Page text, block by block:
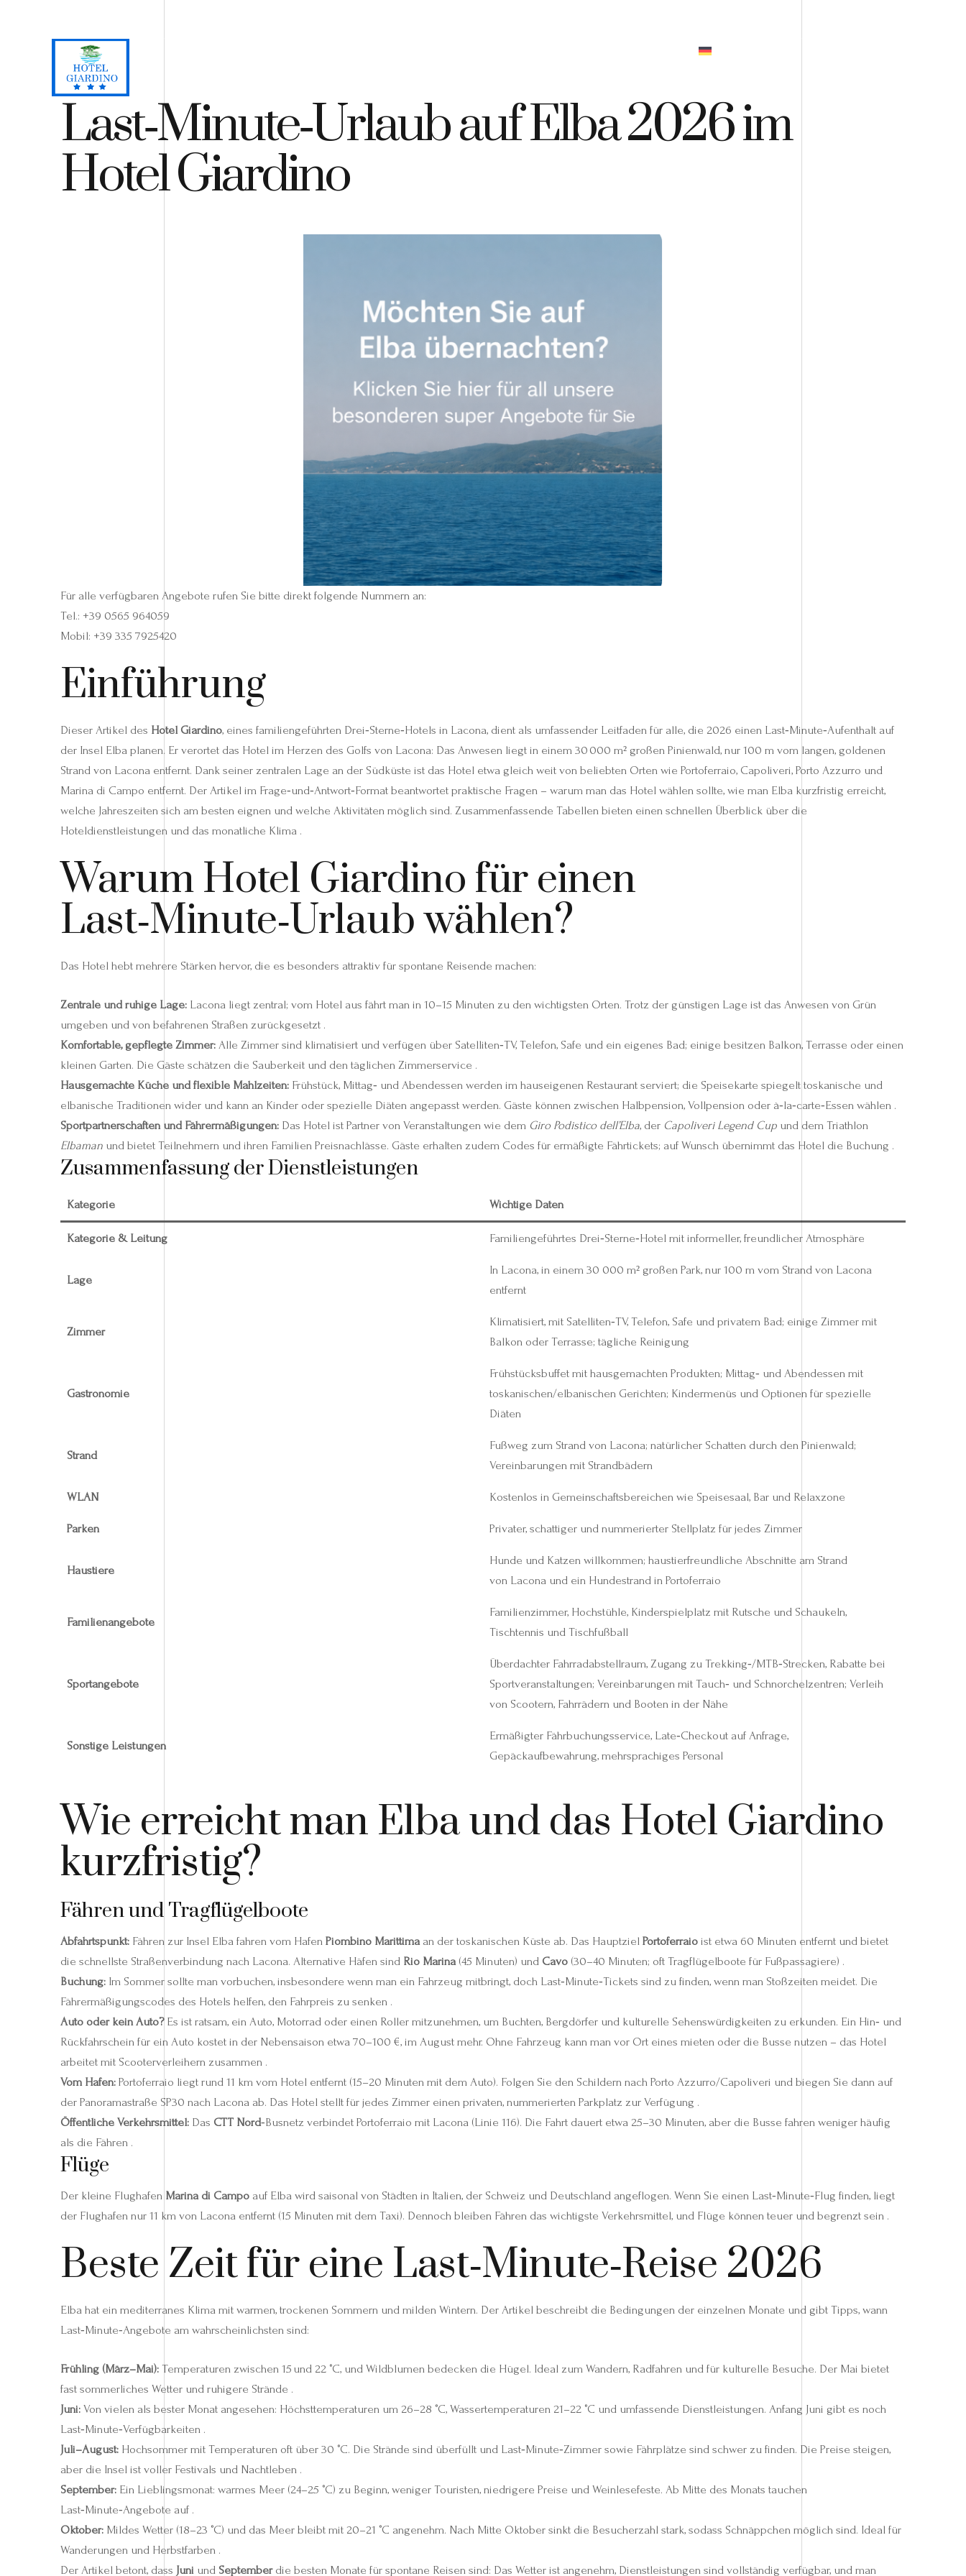
Last‑Minute‑Urlaub auf Elba 2026 im
Hotel Giardino
Für alle verfügbaren Angebote rufen Sie bitte direkt folgende Nummern an:
Tel.: +39 0565 964059
Mobil: +39 335 7925420
Einführung
Dieser Artikel des Hotel Giardino, eines familiengeführten Drei‑Sterne‑Hotels in Lacona, dient als umfassender Leitfaden für alle, die 2026 einen Last‑Minute‑Aufenthalt auf
der Insel Elba planen. Er verortet das Hotel im Herzen des Golfs von Lacona: Das Anwesen liegt in einem 30 000 m² großen Pinienwald, nur 100 m vom langen, goldenen
Strand von Lacona entfernt. Dank seiner zentralen Lage an der Südküste ist das Hotel etwa gleich weit von beliebten Orten wie Portoferraio, Capoliveri, Porto Azzurro und
Marina di Campo entfernt. Der Artikel im Frage‑und‑Antwort‑Format beantwortet praktische Fragen – warum man das Hotel wählen sollte, wie man Elba kurzfristig erreicht,
welche Jahreszeiten sich am besten eignen und welche Aktivitäten möglich sind. Zusammenfassende Tabellen bieten einen schnellen Überblick über die
Hoteldienstleistungen und das monatliche Klima .
Warum Hotel Giardino für einen
Last‑Minute‑Urlaub wählen?
Das Hotel hebt mehrere Stärken hervor, die es besonders attraktiv für spontane Reisende machen:
Zentrale und ruhige Lage: Lacona liegt zentral; vom Hotel aus fährt man in 10–15 Minuten zu den wichtigsten Orten. Trotz der günstigen Lage ist das Anwesen von Grün
umgeben und von befahrenen Straßen zurückgesetzt .
Komfortable, gepflegte Zimmer: Alle Zimmer sind klimatisiert und verfügen über Satelliten‑TV, Telefon, Safe und ein eigenes Bad; einige besitzen Balkon, Terrasse oder einen
kleinen Garten. Die Gäste schätzen die Sauberkeit und den täglichen Zimmerservice .
Hausgemachte Küche und flexible Mahlzeiten: Frühstück, Mittag‑ und Abendessen werden im hauseigenen Restaurant serviert; die Speisekarte spiegelt toskanische und
elbanische Traditionen wider und kann an Kinder oder spezielle Diäten angepasst werden. Gäste können zwischen Halbpension, Vollpension oder à‑la‑carte‑Essen wählen .
Sportpartnerschaften und Fährermäßigungen: Das Hotel ist Partner von Veranstaltungen wie dem Giro Podistico dell’Elba, der Capoliveri Legend Cup und dem Triathlon
Elbaman und bietet Teilnehmern und ihren Familien Preisnachlässe. Gäste erhalten zudem Codes für ermäßigte Fährtickets; auf Wunsch übernimmt das Hotel die Buchung .
Zusammenfassung der Dienstleistungen
Kategorie Wichtige Daten
Kategorie & Leitung Familiengeführtes Drei‑Sterne‑Hotel mit informeller, freundlicher Atmosphäre
Lage
In Lacona, in einem 30 000 m² großen Park, nur 100 m vom Strand von Lacona
entfernt
Zimmer
Klimatisiert, mit Satelliten‑TV, Telefon, Safe und privatem Bad; einige Zimmer mit
Balkon oder Terrasse; tägliche Reinigung
Gastronomie
Frühstücksbuffet mit hausgemachten Produkten; Mittag‑ und Abendessen mit
toskanischen/elbanischen Gerichten; Kindermenüs und Optionen für spezielle
Diäten
Strand
Fußweg zum Strand von Lacona; natürlicher Schatten durch den Pinienwald;
Vereinbarungen mit Strandbädern
WLAN Kostenlos in Gemeinschaftsbereichen wie Speisesaal, Bar und Relaxzone
Parken Privater, schattiger und nummerierter Stellplatz für jedes Zimmer
Haustiere
Hunde und Katzen willkommen; haustierfreundliche Abschnitte am Strand
von Lacona und ein Hundestrand in Portoferraio
Familienangebote
Familienzimmer, Hochstühle, Kinderspielplatz mit Rutsche und Schaukeln,
Tischtennis und Tischfußball
Sportangebote
Überdachter Fahrradabstellraum, Zugang zu Trekking‑/MTB‑Strecken, Rabatte bei
Sportveranstaltungen; Vereinbarungen mit Tauch‑ und Schnorchelzentren; Verleih
von Scootern, Fahrrädern und Booten in der Nähe
Sonstige Leistungen
Ermäßigter Fährbuchungsservice, Late‑Checkout auf Anfrage,
Gepäckaufbewahrung, mehrsprachiges Personal
Wie erreicht man Elba und das Hotel Giardino
kurzfristig?
Fähren und Tragflügelboote
Abfahrtspunkt: Fähren zur Insel Elba fahren vom Hafen Piombino Marittima an der toskanischen Küste ab. Das Hauptziel Portoferraio ist etwa 60 Minuten entfernt und bietet
die schnellste Straßenverbindung nach Lacona. Alternative Häfen sind Rio Marina (45 Minuten) und Cavo (30–40 Minuten; oft Tragflügelboote für Fußpassagiere) .
Buchung: Im Sommer sollte man vorbuchen, insbesondere wenn man ein Fahrzeug mitbringt, doch Last‑Minute‑Tickets sind zu finden, wenn man Stoßzeiten meidet. Die
Fährermäßigungscodes des Hotels helfen, den Fahrpreis zu senken .
Auto oder kein Auto?Es ist ratsam, ein Auto, Motorrad oder einen Roller mitzunehmen, um Buchten, Bergdörfer und kulturelle Sehenswürdigkeiten zu erkunden. Ein Hin‑ und
Rückfahrschein für ein Auto kostet in der Nebensaison etwa 70–100 €, im August mehr. Ohne Fahrzeug kann man vor Ort eines mieten oder die Busse nutzen – das Hotel
arbeitet mit Scooterverleihern zusammen .
Vom Hafen: Portoferraio liegt rund 11 km vom Hotel entfernt (15–20 Minuten mit dem Auto). Folgen Sie den Schildern nach Porto Azzurro/Capoliveri und biegen Sie dann auf
der Panoramastraße SP30 nach Lacona ab. Das Hotel stellt für jedes Zimmer einen privaten, nummerierten Parkplatz zur Verfügung .
Öffentliche Verkehrsmittel: Das CTT Nord‑Busnetz verbindet Portoferraio mit Lacona (Linie 116). Die Fahrt dauert etwa 25–30 Minuten, aber die Busse fahren weniger häufig
als die Fähren .
Flüge
Der kleine Flughafen Marina di Campo auf Elba wird saisonal von Städten in Italien, der Schweiz und Deutschland angeflogen. Wenn Sie einen Last‑Minute‑Flug finden, liegt
der Flughafen nur 11 km von Lacona entfernt (15 Minuten mit dem Taxi). Dennoch bleiben Fähren das wichtigste Verkehrsmittel, und Flüge können teuer und begrenzt sein .
Beste Zeit für eine Last‑Minute‑Reise 2026
Elba hat ein mediterranes Klima mit warmen, trockenen Sommern und milden Wintern. Der Artikel beschreibt die Bedingungen der einzelnen Monate und gibt Tipps, wann
Last‑Minute‑Angebote am wahrscheinlichsten sind:
Frühling (März–Mai): Temperaturen zwischen 15 und 22 °C, und Wildblumen bedecken die Hügel. Ideal zum Wandern, Radfahren und für kulturelle Besuche. Der Mai bietet
fast sommerliches Wetter und ruhigere Strände .
Juni: Von vielen als bester Monat angesehen: Höchsttemperaturen um 26–28 °C, Wassertemperaturen 21–22 °C und umfassende Dienstleistungen. Anfang Juni gibt es noch
Last‑Minute‑Verfügbarkeiten .
Juli–August: Hochsommer mit Temperaturen oft über 30 °C. Die Strände sind überfüllt und Last‑Minute‑Zimmer sowie Fährplätze sind schwer zu finden. Die Preise steigen,
aber die Insel ist voller Festivals und Nachtleben .
September: Ein Lieblingsmonat: warmes Meer (24–25 °C) zu Beginn, weniger Touristen, niedrigere Preise und Weinlesefeste. Ab Mitte des Monats tauchen
Last‑Minute‑Angebote auf .
Oktober: Mildes Wetter (18–23 °C) und das Meer bleibt mit 20–21 °C angenehm. Nach Mitte Oktober sinkt die Besucherzahl stark, sodass Schnäppchen möglich sind. Ideal für
Wanderungen und Herbstfarben .
Der Artikel betont, dass Juni und Septemberdie besten Monate für spontane Reisen sind: Das Wetter ist angenehm, Dienstleistungen sind vollständig verfügbar, und man